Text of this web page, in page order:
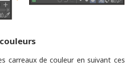
carreaux de couleur en suivant ces